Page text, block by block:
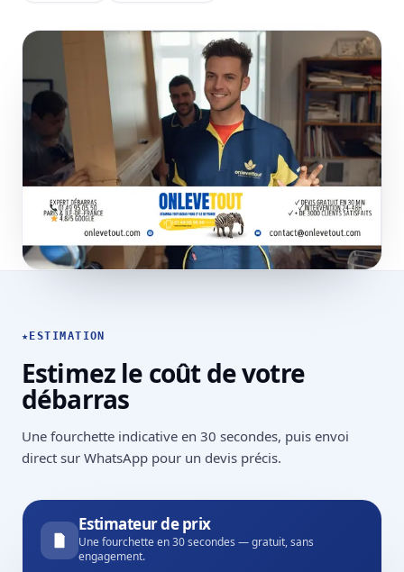
★ ESTIMATION
Estimez le coût de votre
débarras
Une fourchette indicative en 30 secondes, puis envoi
direct sur WhatsApp pour un devis précis.
Estimateur de prix
Une fourchette en 30 secondes — gratuit, sans
engagement.